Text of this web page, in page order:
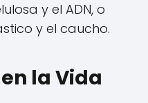
y el ADN, o
y el caucho.
la Vida